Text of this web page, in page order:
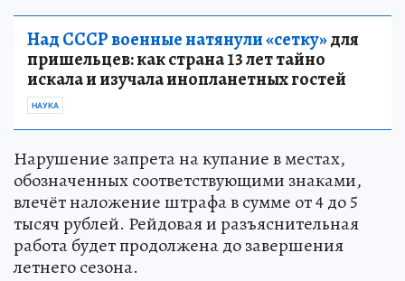
Над СССР военные натянули «сетку»для
пришельцев: как страна 13 лет тайно
искала и изучала инопланетных гостей
НАУКА
Нарушение запрета на купание в местах,
обозначенных соответствующими знаками,
влечёт наложение штрафа в сумме от 4 до 5
тысяч рублей. Рейдовая и разъяснительная
работа будет продолжена до завершения
летнего сезона.